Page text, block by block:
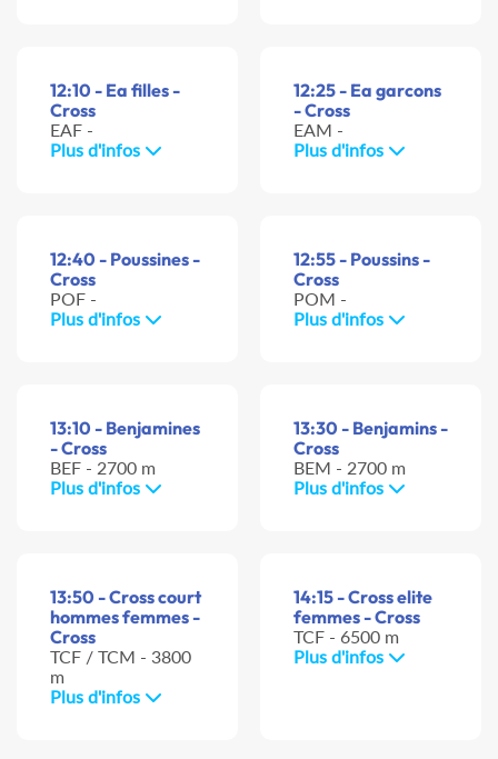
12:10 - Ea filles -
Cross
EAF -
Plus d'infos
12:25 - Ea garcons
- Cross
EAM -
Plus d'infos
12:40 - Poussines -
Cross
POF -
Plus d'infos
12:55 - Poussins -
Cross
POM -
Plus d'infos
13:10 - Benjamines
- Cross
BEF - 2700 m
Plus d'infos
13:30 - Benjamins -
Cross
BEM - 2700 m
Plus d'infos
13:50 - Cross court
hommes femmes -
Cross
TCF / TCM - 3800
m
Plus d'infos
14:15 - Cross elite
femmes - Cross
TCF - 6500 m
Plus d'infos